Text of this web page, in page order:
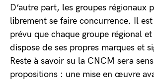
D’autre part, les groupes régionaux
librement se faire concurrence. Il
prévu que chaque groupe régional
dispose de ses propres marques et
Reste à savoir su la CNCM sera
propositions : une mise en œuvre